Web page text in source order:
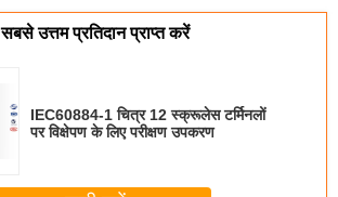
सबसे उत्तम प्रतिदान प्राप्त करें
IEC60884-1 चित्र 12 स्क्रूलेस टर्मिनलों
पर विक्षेपण के लिए परीक्षण उपकरण